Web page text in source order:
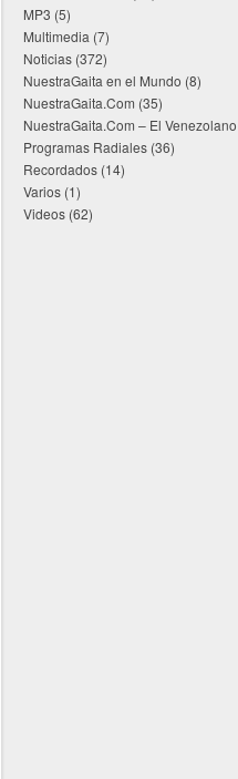
MP3 (5)
Multimedia (7)
Noticias (372)
NuestraGaita en el Mundo (8)
NuestraGaita.Com (35)
NuestraGaita.Com – El Venezolano
Programas Radiales (36)
Recordados (14)
Varios (1)
Videos (62)